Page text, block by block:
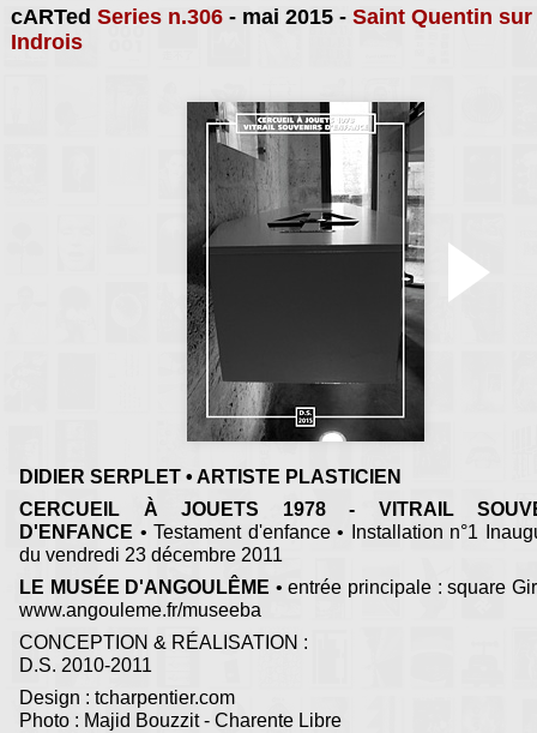
cARTed Series n.306- mai 2015 - Saint Quentin sur
Indrois
DIDIER SERPLET • ARTISTE PLASTICIEN
CERCUEIL À JOUETS 1978 - VITRAIL
D'ENFANCE • Testament d'enfance • Installation n°1
du vendredi 23 décembre 2011
LE MUSÉE D'ANGOULÊME • entrée principale : square
www.angouleme.fr/museeba
CONCEPTION & RÉALISATION :
D.S. 2010-2011
Design : tcharpentier.com
Photo : Majid Bouzzit - Charente Libre
Extras :